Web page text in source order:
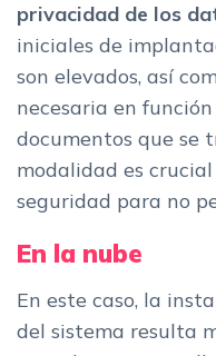
privacidad de los
iniciales de
son elevados, así
necesaria en
documentos que se
modalidad es
seguridad para no
En la nube
En este caso, la
del sistema resulta